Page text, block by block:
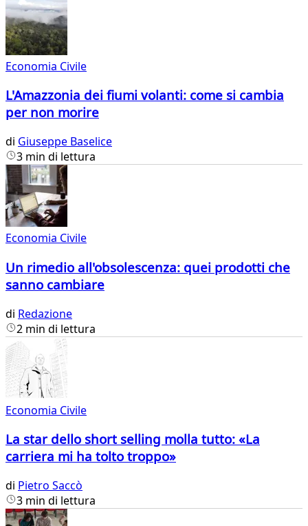
Economia Civile
L'Amazzonia dei fiumi volanti: come si cambia
per non morire
di Giuseppe Baselice
3 min di lettura
Economia Civile
Un rimedio all'obsolescenza: quei prodotti che
sanno cambiare
di Redazione
2 min di lettura
Economia Civile
La star dello short selling molla tutto: «La
carriera mi ha tolto troppo»
di Pietro Saccò
3 min di lettura